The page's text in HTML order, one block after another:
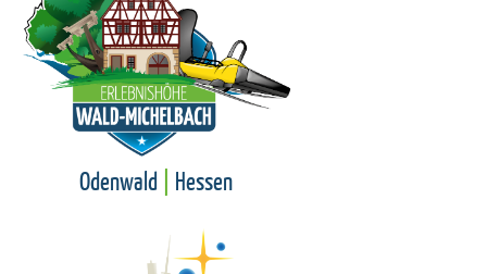
Odenwald Hessen